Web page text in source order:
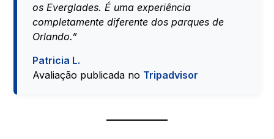
os Everglades. É uma experiência
completamente diferente dos parques de
Orlando.”
Patricia L.
Avaliação publicada no Tripadvisor